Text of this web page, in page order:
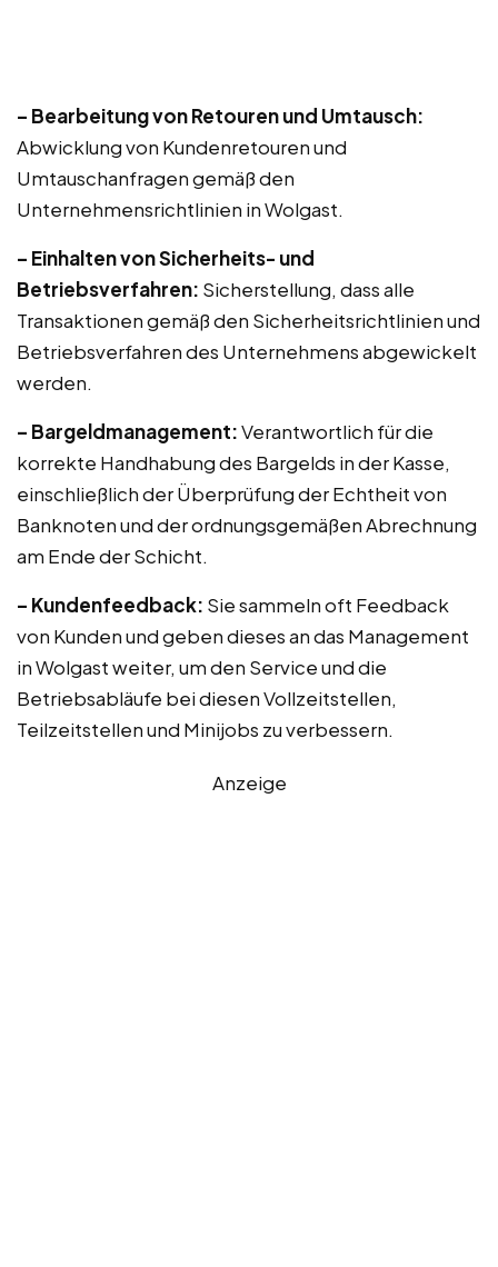
– Bearbeitung von Retouren und Umtausch:
Abwicklung von Kundenretouren und
Umtauschanfragen gemäß den
Unternehmensrichtlinien in Wolgast.
– Einhalten von Sicherheits- und
Betriebsverfahren: Sicherstellung, dass alle
Transaktionen gemäß den Sicherheitsrichtlinien und
Betriebsverfahren des Unternehmens abgewickelt
werden.
– Bargeldmanagement:Verantwortlich für die
korrekte Handhabung des Bargelds in der Kasse,
einschließlich der Überprüfung der Echtheit von
Banknoten und der ordnungsgemäßen Abrechnung
am Ende der Schicht.
– Kundenfeedback: Sie sammeln oft Feedback
von Kunden und geben dieses an das Management
in Wolgast weiter, um den Service und die
Betriebsabläufe bei diesen Vollzeitstellen,
Teilzeitstellen und Minijobs zu verbessern.
Anzeige